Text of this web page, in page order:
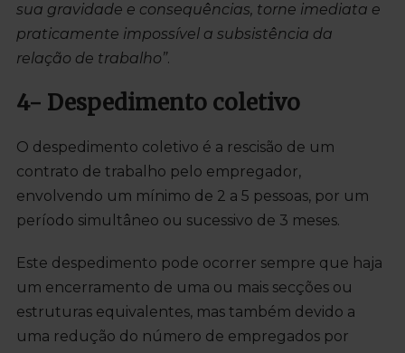
sua gravidade e consequências, torne imediata e
praticamente impossível a subsistência da
relação de trabalho”.
4- Despedimento coletivo
O despedimento coletivo é a rescisão de um
contrato de trabalho pelo empregador,
envolvendo um mínimo de 2 a 5 pessoas, por um
período simultâneo ou sucessivo de 3 meses.
Este despedimento pode ocorrer sempre que haja
um encerramento de uma ou mais secções ou
estruturas equivalentes, mas também devido a
uma redução do número de empregados por